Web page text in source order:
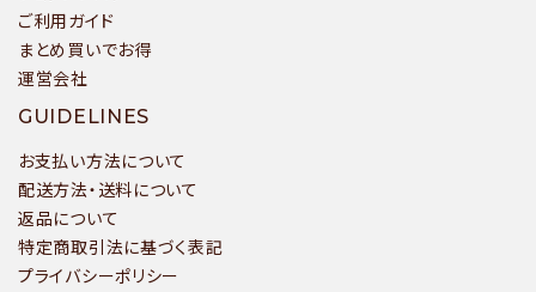
ご利用ガイド
まとめ買いでお得
運営会社
GUIDELINES
お支払い方法について
配送方法・送料について
返品について
特定商取引法に基づく表記
プライバシーポリシー